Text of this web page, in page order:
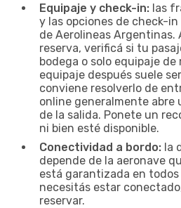
Equipaje y check-in: las
y las opciones de check-
de Aerolineas Argentinas.
reserva, verificá si tu
bodega o solo equipaje de
equipaje después suele
conviene resolverlo de
online generalmente abre
de la salida. Ponete un
ni bien esté disponible.
Conectividad a bordo: la
depende de la aeronave
está garantizada en todos
necesitás estar
reservar.